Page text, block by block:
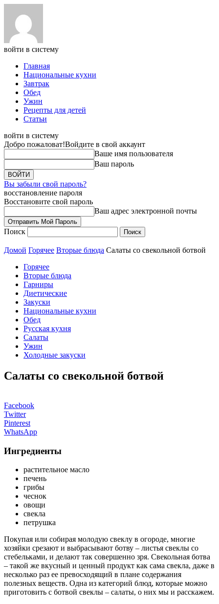
войти в систему
Главная
Национальные кухни
Завтрак
Обед
Ужин
Рецепты для детей
Статьи
войти в систему
Добро пожаловат!Войдите в свой аккаунт
Ваше имя пользователя
Ваш пароль
Вы забыли свой пароль?
восстановление пароля
Восстановите свой пароль
Ваш адрес электронной почты
Поиск
Домой Горячее Вторые блюда Салаты со свекольной ботвой
Горячее
Вторые блюда
Гарниры
Диетические
Закуски
Национальные кухни
Обед
Русская кухня
Салаты
Ужин
Холодные закуски
Салаты со свекольной ботвой
Facebook
Twitter
Pinterest
WhatsApp
Ингредиенты
растительное масло
печень
грибы
чеснок
овощи
свекла
петрушка
Покупая или собирая молодую свеклу в огороде, многие
хозяйки срезают и выбрасывают ботву – листья свеклы со
стебельками, и делают так совершенно зря. Свекольная ботва
– такой же вкусный и ценный продукт как сама свекла, даже в
несколько раз ее превосходящий в плане содержания
полезных веществ. Одна из категорий блюд, которые можно
приготовить с ботвой свеклы – салаты, о них мы и расскажем.